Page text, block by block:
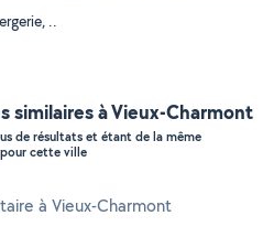
..
similaires à Vieux-Charmont
de résultats et étant de la même
cette ville
à Vieux-Charmont